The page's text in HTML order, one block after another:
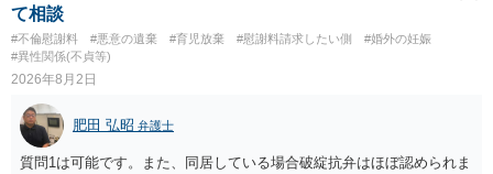
て相談
#不倫慰謝料 #悪意の遺棄 #育児放棄 #慰謝料請求したい側
#婚外の妊娠
#異性関係(不貞等)
2026年8月2日
肥田 弘昭 弁護士
質問1は可能です。また、同居している場合破綻抗弁はほぼ認められま